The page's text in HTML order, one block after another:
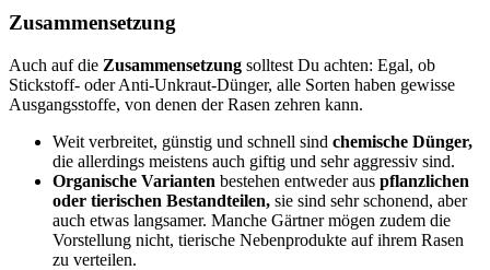
Zusammensetzung
Auch auf die Zusammensetzung solltest Du achten: Egal, ob
Stickstoff- oder Anti-Unkraut-Dünger, alle Sorten haben gewisse
Ausgangsstoffe, von denen der Rasen zehren kann.
Weit verbreitet, günstig und schnell sind chemische Dünger,
die allerdings meistens auch giftig und sehr aggressiv sind.
Organische Varianten bestehen entweder aus pflanzlichen
oder tierischen Bestandteilen, sie sind sehr schonend, aber
auch etwas langsamer. Manche Gärtner mögen zudem die
Vorstellung nicht, tierische Nebenprodukte auf ihrem Rasen
zu verteilen.